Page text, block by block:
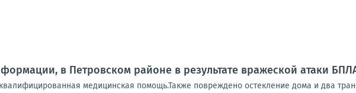
в Петровском районе в результате вражеской атаки
медицинская помощь.Также повреждено остекление дома и два